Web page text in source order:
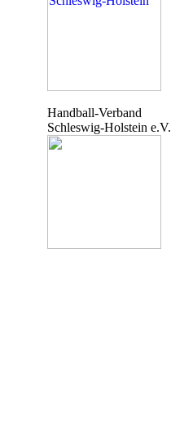
Handball-Verband
Schleswig-Holstein e.V.